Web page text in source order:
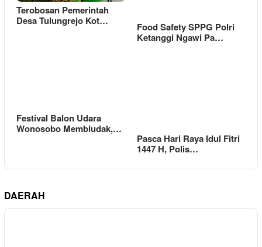
Terobosan Pemerintah
Desa Tulungrejo Kot…
Food Safety SPPG Polri
Ketanggi Ngawi Pa…
Festival Balon Udara
Wonosobo Membludak,…
Pasca Hari Raya Idul Fitri
1447 H, Polis…
DAERAH